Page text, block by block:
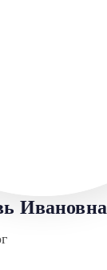
Ивановна